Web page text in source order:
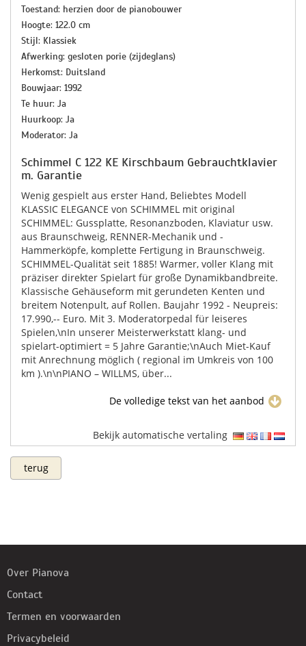
Toestand: herzien door de pianobouwer
Hoogte: 122.0 cm
Stijl: Klassiek
Afwerking: gesloten porie (zijdeglans)
Herkomst: Duitsland
Bouwjaar: 1992
Te huur: Ja
Huurkoop: Ja
Moderator: Ja
Schimmel C 122 KE Kirschbaum Gebrauchtklavier
m. Garantie
Wenig gespielt aus erster Hand, Beliebtes Modell
KLASSIC ELEGANCE von SCHIMMEL mit original
SCHIMMEL: Gussplatte, Resonanzboden, Klaviatur usw.
aus Braunschweig, RENNER-Mechanik und -
Hammerköpfe, komplette Fertigung in Braunschweig.
SCHIMMEL-Qualität seit 1885! Warmer, voller Klang mit
präziser direkter Spielart für große Dynamikbandbreite.
Klassische Gehäuseform mit gerundeten Kenten und
breitem Notenpult, auf Rollen. Baujahr 1992 - Neupreis:
17.990,-- Euro. Mit 3. Moderatorpedal für leiseres
Spielen,\nIn unserer Meisterwerkstatt klang- und
spielart-optimiert = 5 Jahre Garantie;\nAuch Miet-Kauf
mit Anrechnung möglich ( regional im Umkreis von 100
km ).\n\nPIANO – WILLMS, über...
De volledige tekst van het aanbod
Bekijk automatische vertaling
terug
Over Pianova
Contact
Termen en voorwaarden
Privacybeleid